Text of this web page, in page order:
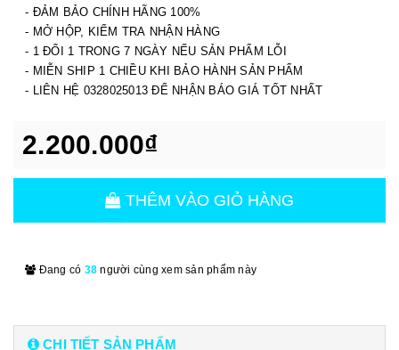
- ĐẢM BẢO CHÍNH HÃNG 100%
- MỞ HỘP, KIỂM TRA NHẬN HÀNG
- 1 ĐỔI 1 TRONG 7 NGÀY NẾU SẢN PHẨM LỖI
- MIỄN SHIP 1 CHIỀU KHI BẢO HÀNH SẢN PHẨM
- LIÊN HỆ 0328025013 ĐỂ NHẬN BÁO GIÁ TỐT NHẤT
2.200.000₫
THÊM VÀO GIỎ HÀNG
Đang có 38 người cùng xem sản phẩm này
CHI TIẾT SẢN PHẨM